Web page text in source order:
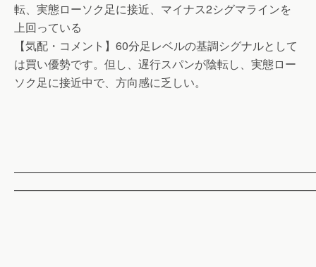
転、実態ローソク足に接近、マイナス2シグマラインを
上回っている
【気配・コメント】60分足レベルの基調シグナルとして
は買い優勢です。但し、遅行スパンが陰転し、実態ロー
ソク足に接近中で、方向感に乏しい。